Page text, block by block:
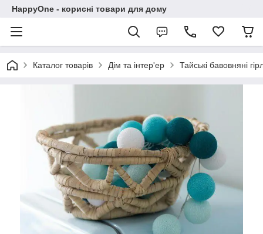
HappyOne - корисні товари для дому
Каталог товарів Дім та інтер'ер Тайські бавовняні